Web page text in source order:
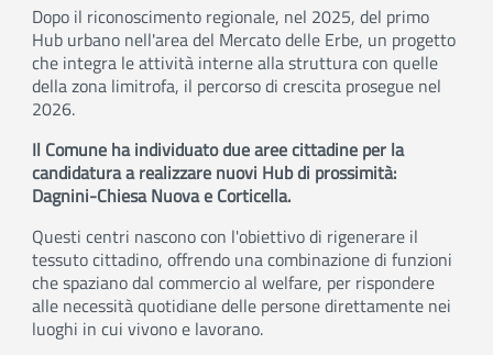
Dopo il riconoscimento regionale, nel 2025, del primo
Hub urbano nell'area del Mercato delle Erbe, un progetto
che integra le attività interne alla struttura con quelle
della zona limitrofa, il percorso di crescita prosegue nel
2026.
Il Comune ha individuato due aree cittadine per la
candidatura a realizzare nuovi Hub di prossimità:
Dagnini-Chiesa Nuova e Corticella.
Questi centri nascono con l'obiettivo di rigenerare il
tessuto cittadino, offrendo una combinazione di funzioni
che spaziano dal commercio al welfare, per rispondere
alle necessità quotidiane delle persone direttamente nei
luoghi in cui vivono e lavorano.